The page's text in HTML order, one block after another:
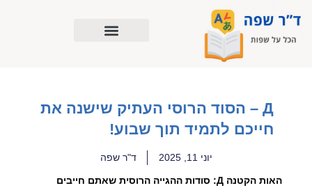
לתוכן
Д – הסוד הרוסי העתיק שישנה את
חייכם לתמיד תוך שבוע!
יוני 11, 2025 ד"ר שפה
האות הקטנה Д: סודות ההגייה הרוסית שאתם חייבים